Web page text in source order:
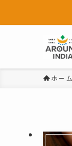
ホーム